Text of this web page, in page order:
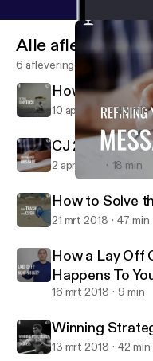
Live Beyond the
Alle afleveringen
6 afleveringen
How To Get
10 apr 2018 45 min
CJ 29 How To
2 apr 2018 18 min
How to Solve
21 mrt 2018 47 min
How a Lay Off
Happens To
16 mrt 2018 9 min
Winning
13 mrt 2018 42 min